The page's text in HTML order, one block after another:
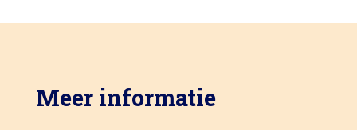
Meer informatie